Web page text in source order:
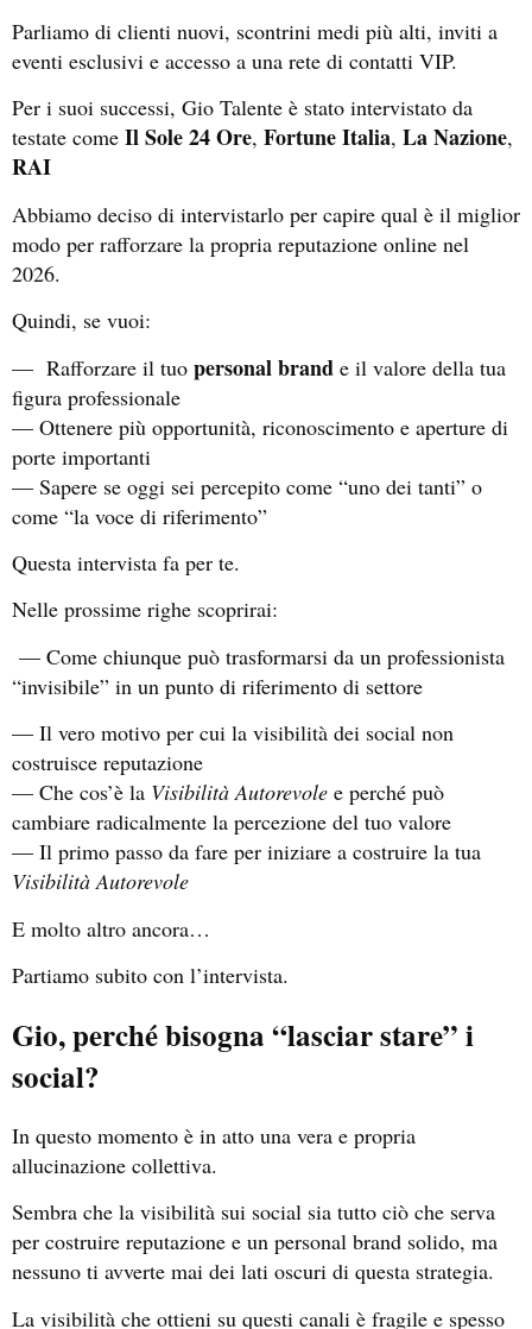
Parliamo di clienti nuovi, scontrini medi più alti, inviti a
eventi esclusivi e accesso a una rete di contatti VIP.
Per i suoi successi, Gio Talente è stato intervistato da
testate come Il Sole 24 Ore, Fortune Italia, La Nazione,
RAI
Abbiamo deciso di intervistarlo per capire qual è il miglior
modo per rafforzare la propria reputazione online nel
2026.
Quindi, se vuoi:
— Rafforzare il tuo personal brand e il valore della tua
figura professionale
— Ottenere più opportunità, riconoscimento e aperture di
porte importanti
— Sapere se oggi sei percepito come “uno dei tanti” o
come “la voce di riferimento”
Questa intervista fa per te.
Nelle prossime righe scoprirai:
— Come chiunque può trasformarsi da un professionista
“invisibile” in un punto di riferimento di settore
— Il vero motivo per cui la visibilità dei social non
costruisce reputazione
— Che cos’è la Visibilità Autorevole e perché può
cambiare radicalmente la percezione del tuo valore
— Il primo passo da fare per iniziare a costruire la tua
Visibilità Autorevole
E molto altro ancora…
Partiamo subito con l’intervista.
Gio, perché bisogna “lasciar stare” i
social?
In questo momento è in atto una vera e propria
allucinazione collettiva.
Sembra che la visibilità sui social sia tutto ciò che serva
per costruire reputazione e un personal brand solido, ma
nessuno ti avverte mai dei lati oscuri di questa strategia.
La visibilità che ottieni su questi canali è fragile e spesso